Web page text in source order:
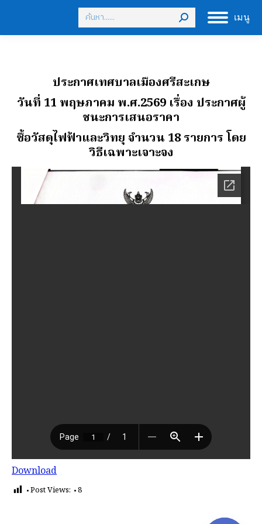
เมนู
Search:
ประกาศเทศบาลเมืองศรีสะเกษ
วันที่ 11 พฤษภาคม พ.ศ.2569 เรื่อง ประกาศผู้
ชนะการเสนอราคา
ซื้อวัสดุไฟฟ้าและวิทยุ จํานวน 18 รายการ โดย
วิธีเฉพาะเจาะจง
Download
Post Views: 8